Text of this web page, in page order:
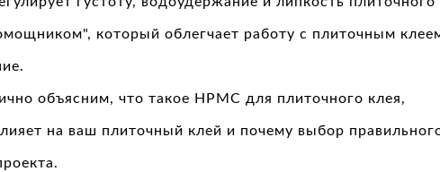
который облегчает работу с плиточным
объясним, что такое HPMC для плиточного клея,
на ваш плиточный клей и почему выбор